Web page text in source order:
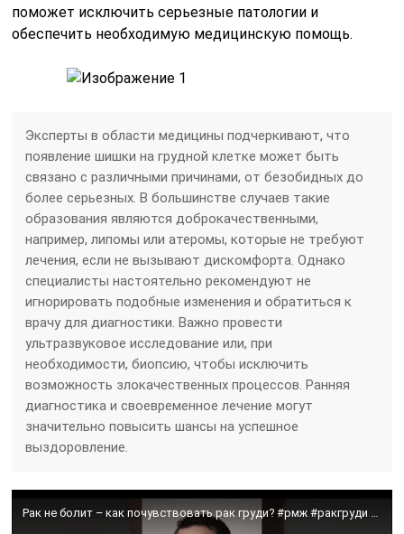
поможет исключить серьезные патологии и
обеспечить необходимую медицинскую помощь.
Эксперты в области медицины подчеркивают, что
появление шишки на грудной клетке может быть
связано с различными причинами, от безобидных до
более серьезных. В большинстве случаев такие
образования являются доброкачественными,
например, липомы или атеромы, которые не требуют
лечения, если не вызывают дискомфорта. Однако
специалисты настоятельно рекомендуют не
игнорировать подобные изменения и обратиться к
врачу для диагностики. Важно провести
ультразвуковое исследование или, при
необходимости, биопсию, чтобы исключить
возможность злокачественных процессов. Ранняя
диагностика и своевременное лечение могут
значительно повысить шансы на успешное
выздоровление.